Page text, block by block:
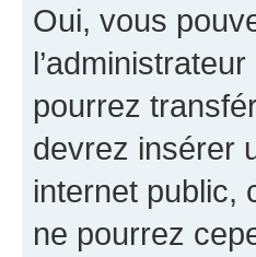
Oui, vous
pourrez
devrez insérer
internet public,
ne pourrez